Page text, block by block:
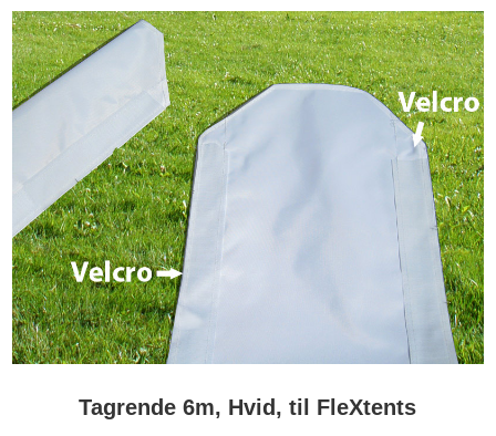
Tagrende 6m, Hvid, til FleXtents